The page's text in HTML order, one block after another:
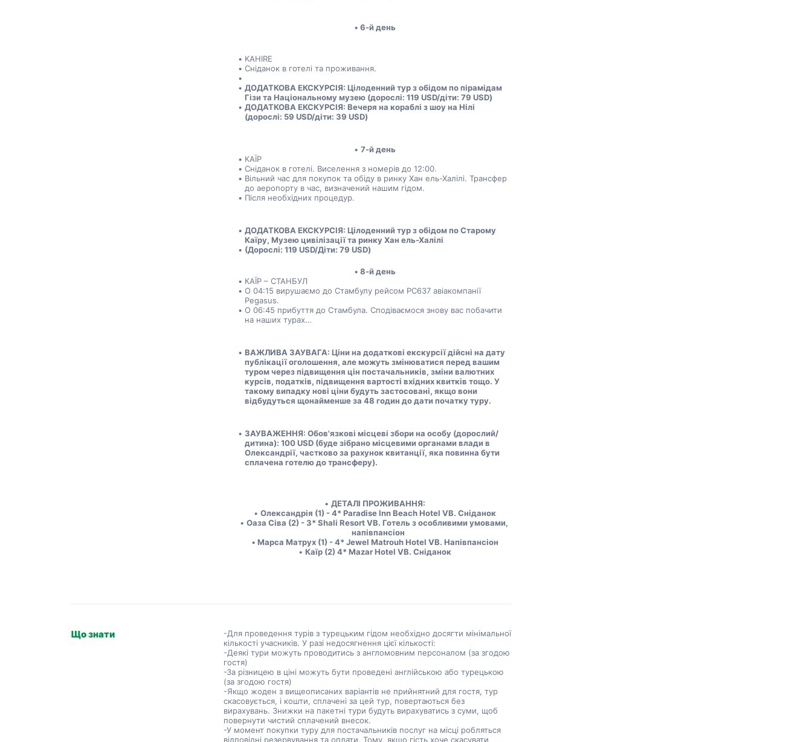
6-й день
KAHIRE
Сніданок в готелі та проживання.
ДОДАТКОВА ЕКСКУРСІЯ: Цілоденний тур з обідом по пірамідам
Гізи та Національному музею (дорослі: 119 USD/діти: 79 USD)
ДОДАТКОВА ЕКСКУРСІЯ: Вечеря на кораблі з шоу на Нілі
(дорослі: 59 USD/діти: 39 USD)
7-й день
КАЇР
Сніданок в готелі. Виселення з номерів до 12:00.
Вільний час для покупок та обіду в ринку Хан ель-Халілі. Трансфер
до аеропорту в час, визначений нашим гідом.
Після необхідних процедур.
ДОДАТКОВА ЕКСКУРСІЯ: Цілоденний тур з обідом по Старому
Каїру, Музею цивілізації та ринку Хан ель-Халілі
(Дорослі: 119 USD/Діти: 79 USD)
8-й день
КАЇР – СТАНБУЛ
О 04:15 вирушаємо до Стамбулу рейсом PC637 авіакомпанії
Pegasus.
О 06:45 прибуття до Стамбула. Сподіваємося знову вас побачити
на наших турах…
ВАЖЛИВА ЗАУВАГА: Ціни на додаткові екскурсії дійсні на дату
публікації оголошення, але можуть змінюватися перед вашим
туром через підвищення цін постачальників, зміни валютних
курсів, податків, підвищення вартості вхідних квитків тощо. У
такому випадку нові ціни будуть застосовані, якщо вони
відбудуться щонайменше за 48 годин до дати початку туру.
ЗАУВАЖЕННЯ: Обов'язкові місцеві збори на особу (дорослий/
дитина): 100 USD (буде зібрано місцевими органами влади в
Олександрії, частково за рахунок квитанції, яка повинна бути
сплачена готелю до трансферу).
ДЕТАЛІ ПРОЖИВАННЯ:
Олександрія (1) - 4* Paradise Inn Beach Hotel VB. Сніданок
Оаза Сіва (2) - 3* Shali Resort VB. Готель з особливими умовами,
напівпансіон
Марса Матрух (1) - 4* Jewel Matrouh Hotel VB. Напівпансіон
Каїр (2) 4* Mazar Hotel VB. Сніданок
Що знати
-Для проведення турів з турецьким гідом необхідно досягти мінімальної
кількості учасників. У разі недосягнення цієї кількості:
-Деякі тури можуть проводитись з англомовним персоналом (за згодою
гостя)
-За різницею в ціні можуть бути проведені англійською або турецькою
(за згодою гостя)
-Якщо жоден з вищеописаних варіантів не прийнятний для гостя, тур
скасовується, і кошти, сплачені за цей тур, повертаються без
вирахувань. Знижки на пакетні тури будуть вирахуватись з суми, щоб
повернути чистий сплачений внесок.
-У момент покупки туру для постачальників послуг на місці робляться
відповідні резервування та оплати. Тому, якщо гість хоче скасувати